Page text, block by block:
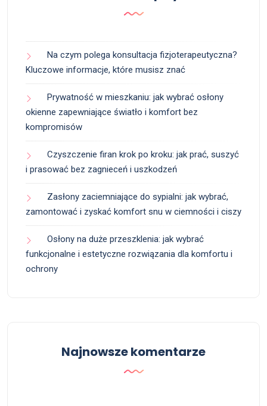
Na czym polega konsultacja fizjoterapeutyczna?
Kluczowe informacje, które musisz znać
Prywatność w mieszkaniu: jak wybrać osłony
okienne zapewniające światło i komfort bez
kompromisów
Czyszczenie firan krok po kroku: jak prać, suszyć
i prasować bez zagnieceń i uszkodzeń
Zasłony zaciemniające do sypialni: jak wybrać,
zamontować i zyskać komfort snu w ciemności i ciszy
Osłony na duże przeszklenia: jak wybrać
funkcjonalne i estetyczne rozwiązania dla komfortu i
ochrony
Najnowsze komentarze